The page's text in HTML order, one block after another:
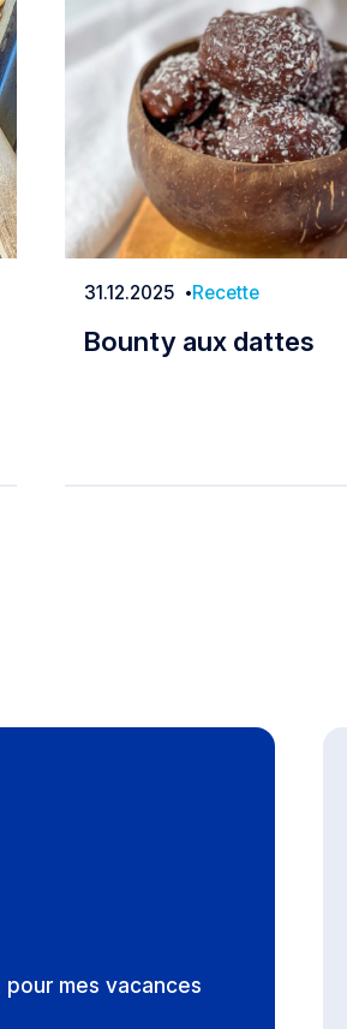
Date
31.12.2025 Recette
Bounty aux dattes
mes vacances